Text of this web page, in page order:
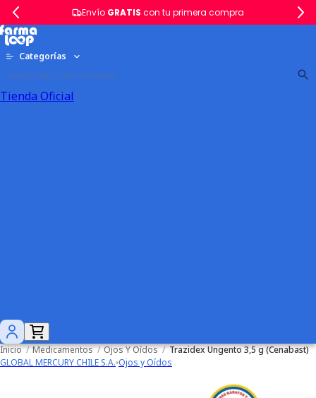
Envío GRATIS con tu primera compra
Categorías
Tienda Oficial
Inicio / Medicamentos / Ojos Y Oídos / Trazidex Ungento 3,5 g (Cenabast)
GLOBAL MERCURY CHILE S.A. Ojos y Oídos